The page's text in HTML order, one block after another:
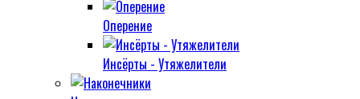
Оперение
Инсёрты - Утяжелители